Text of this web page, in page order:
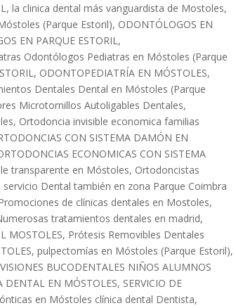
,la clinica dental más vanguardista de Mostoles,
(Parque Estoril), ODONTÓLOGOS EN
EN PARQUE ESTORIL,
Odontólogos Pediatras en Móstoles (Parque
, ODONTOPEDIATRÍA EN MÓSTOLES,
Dentales Dental en Móstoles (Parque
Microtornillos Autoligables Dentales,
, Ortodoncia invisible economica familias
CON SISTEMA DAMÓN EN
ECONOMICAS CON SISTEMA
transparente en Móstoles, Ortodoncistas
servicio Dental también en zona Parque Coimbra
de clínicas dentales en Mostoles,
tratamientos dentales en madrid,
MOSTOLES, Prótesis Removibles Dentales
,pulpectomías en Móstoles (Parque Estoril),
BUCODENTALES NIÑOS ALUMNOS
DENTAL EN MÓSTOLES, SERVICIO DE
en Móstoles clínica dental Dentista,